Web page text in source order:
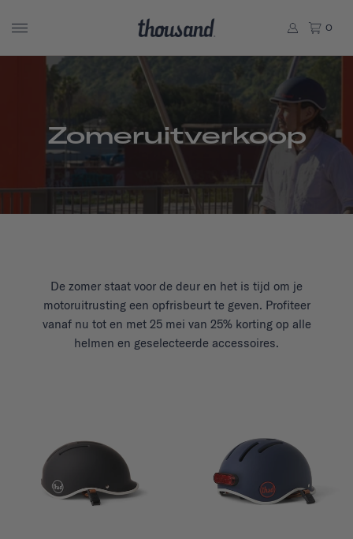
0
Zomeruitverkoop
De zomer staat voor de deur en het is tijd om je
motoruitrusting een opfrisbeurt te geven. Profiteer
vanaf nu tot en met 25 mei van 25% korting op alle
helmen en geselecteerde accessoires.